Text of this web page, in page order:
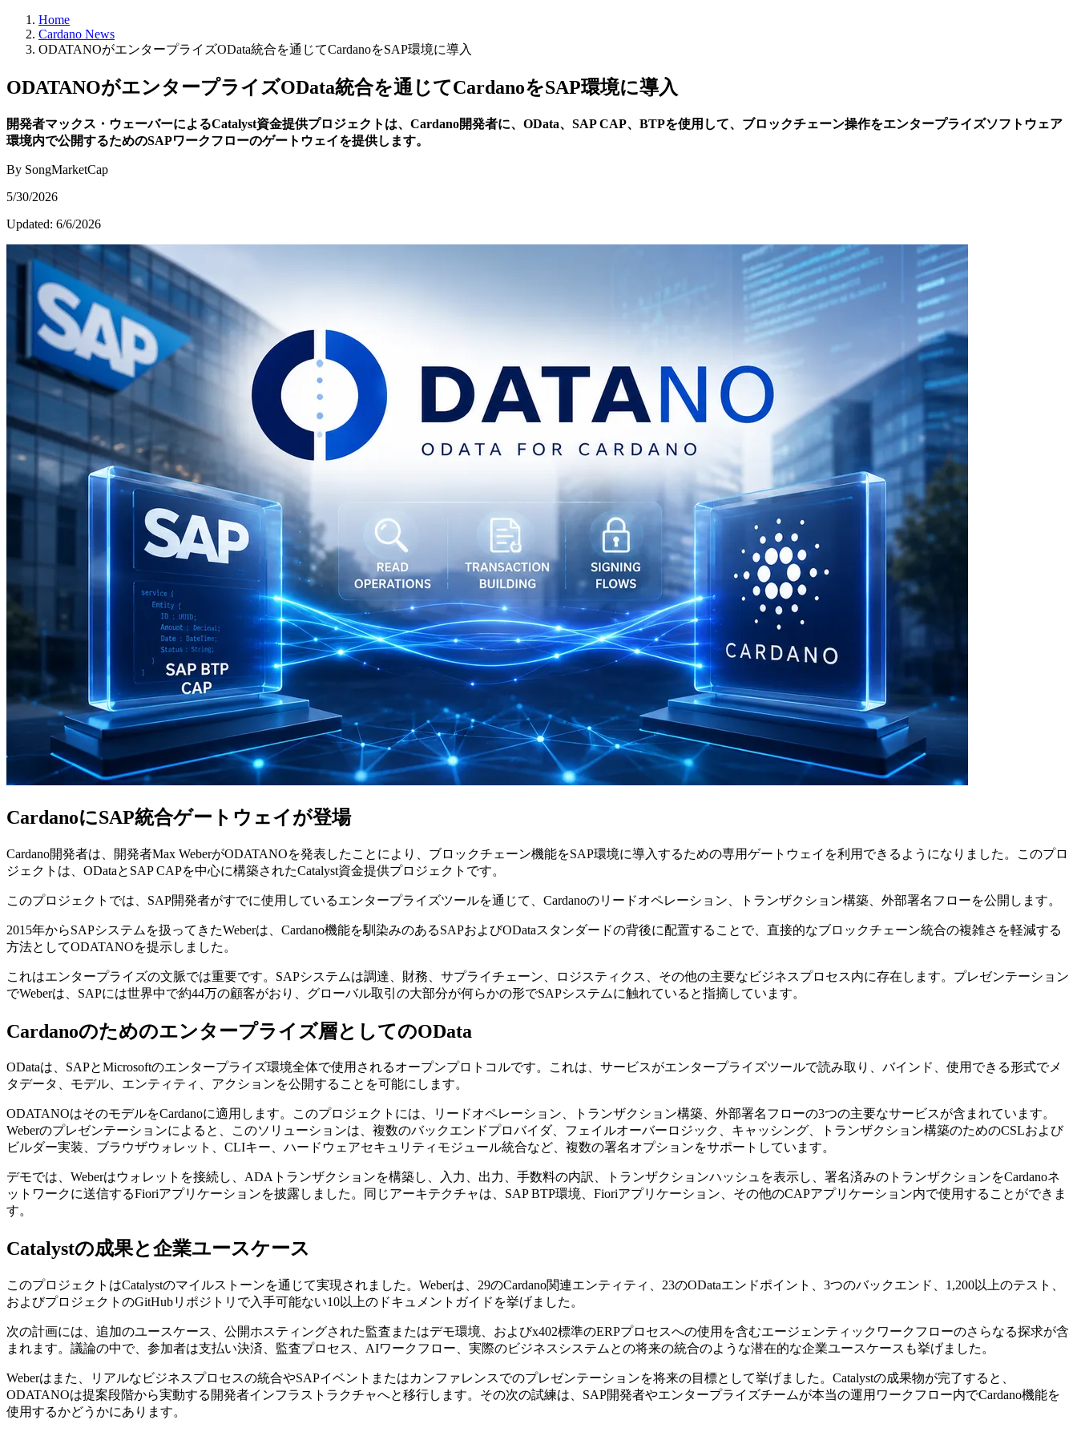
Home
Cardano News
ODATANOがエンタープライズOData統合を通じてCardanoをSAP環境に導入
ODATANOがエンタープライズOData統合を通じてCardanoをSAP環境に導入
開発者マックス・ウェーバーによるCatalyst資金提供プロジェクトは、Cardano開発者に、OData、SAP CAP、BTPを使用して、ブロックチェーン操作をエンタープライズソフトウェア
環境内で公開するためのSAPワークフローのゲートウェイを提供します。
By SongMarketCap
5/30/2026
Updated: 6/6/2026
CardanoにSAP統合ゲートウェイが登場
Cardano開発者は、開発者Max WeberがODATANOを発表したことにより、ブロックチェーン機能をSAP環境に導入するための専用ゲートウェイを利用できるようになりました。このプロ
ジェクトは、ODataとSAP CAPを中心に構築されたCatalyst資金提供プロジェクトです。
このプロジェクトでは、SAP開発者がすでに使用しているエンタープライズツールを通じて、Cardanoのリードオペレーション、トランザクション構築、外部署名フローを公開します。
2015年からSAPシステムを扱ってきたWeberは、Cardano機能を馴染みのあるSAPおよびODataスタンダードの背後に配置することで、直接的なブロックチェーン統合の複雑さを軽減する
方法としてODATANOを提示しました。
これはエンタープライズの文脈では重要です。SAPシステムは調達、財務、サプライチェーン、ロジスティクス、その他の主要なビジネスプロセス内に存在します。プレゼンテーション
でWeberは、SAPには世界中で約44万の顧客がおり、グローバル取引の大部分が何らかの形でSAPシステムに触れていると指摘しています。
Cardanoのためのエンタープライズ層としてのOData
ODataは、SAPとMicrosoftのエンタープライズ環境全体で使用されるオープンプロトコルです。これは、サービスがエンタープライズツールで読み取り、バインド、使用できる形式でメ
タデータ、モデル、エンティティ、アクションを公開することを可能にします。
ODATANOはそのモデルをCardanoに適用します。このプロジェクトには、リードオペレーション、トランザクション構築、外部署名フローの3つの主要なサービスが含まれています。
Weberのプレゼンテーションによると、このソリューションは、複数のバックエンドプロバイダ、フェイルオーバーロジック、キャッシング、トランザクション構築のためのCSLおよび
ビルダー実装、ブラウザウォレット、CLIキー、ハードウェアセキュリティモジュール統合など、複数の署名オプションをサポートしています。
デモでは、Weberはウォレットを接続し、ADAトランザクションを構築し、入力、出力、手数料の内訳、トランザクションハッシュを表示し、署名済みのトランザクションをCardanoネ
ットワークに送信するFioriアプリケーションを披露しました。同じアーキテクチャは、SAP BTP環境、Fioriアプリケーション、その他のCAPアプリケーション内で使用することができま
す。
Catalystの成果と企業ユースケース
このプロジェクトはCatalystのマイルストーンを通じて実現されました。Weberは、29のCardano関連エンティティ、23のODataエンドポイント、3つのバックエンド、1,200以上のテスト、
およびプロジェクトのGitHubリポジトリで入手可能ない10以上のドキュメントガイドを挙げました。
次の計画には、追加のユースケース、公開ホスティングされた監査またはデモ環境、およびx402標準のERPプロセスへの使用を含むエージェンティックワークフローのさらなる探求が含
まれます。議論の中で、参加者は支払い決済、監査プロセス、AIワークフロー、実際のビジネスシステムとの将来の統合のような潜在的な企業ユースケースも挙げました。
Weberはまた、リアルなビジネスプロセスの統合やSAPイベントまたはカンファレンスでのプレゼンテーションを将来の目標として挙げました。Catalystの成果物が完了すると、
ODATANOは提案段階から実動する開発者インフラストラクチャへと移行します。その次の試練は、SAP開発者やエンタープライズチームが本当の運用ワークフロー内でCardano機能を
使用するかどうかにあります。